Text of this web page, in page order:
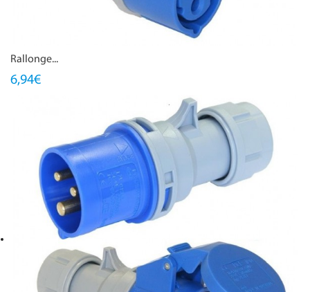
Rallonge...
6,94€